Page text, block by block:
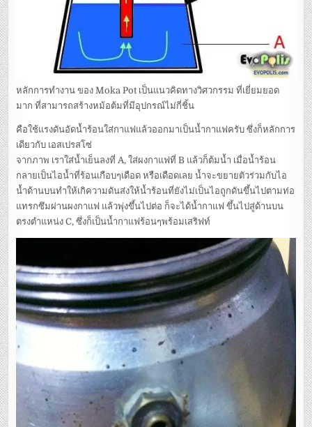
หลักการทำงาน ของ Moka Pot เป็นแนวคิดทางวิศวกรรม ที่เยี่ยมยอด
มาก ที่สามารถสร้างหม้อต้มที่มีอุปกรณ์ไม่กี่ชิ้น
คือใช้แรงดันอัดน้ำร้อนใส่กาแฟแล้วออกมาเป็นน้ำกาแฟครับ ซึ่งก็หลักการ
เดียวกับ เอสเปรสโซ่
จากภาพ เราใส่น้ำเย็นลงที่ A, ใส่ผงกาแฟที่ B แล้วก็ต้มน้ำ เมื่อน้ำร้อน
กลายเป็นไอน้ำที่ร้อนเกือบๆเดือด หรือเดือดเลย น้ำจะขยายตัวร่วมกับไอ
น้ำด้านบนทำให้เกิความดันส่งให้น้ำร้อนที่ยังไม่เป็นไอถูกดันขึ้นไปตามท่อ
แทรกซึมผ่านผงกาแฟ แล้วพุ่งขึ้นไปต่อ ก็จะได้น้ำกาแฟ ขึ้นไปสู่ด้านบน
ตรงตำแหน่ง C, ซึ่งก็เป็นน้ำกาแฟร้อนๆพร้อมเสริฟท์